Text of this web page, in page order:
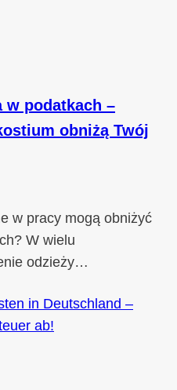
w podatkach –
obniżą Twój
w pracy mogą obniżyć
W wielu
odzieży…